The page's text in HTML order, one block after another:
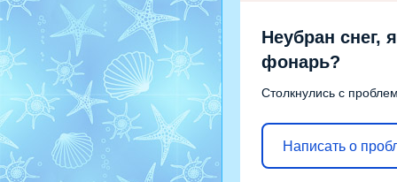
Неубран снег,
фонарь?
Столкнулись с
Написать о